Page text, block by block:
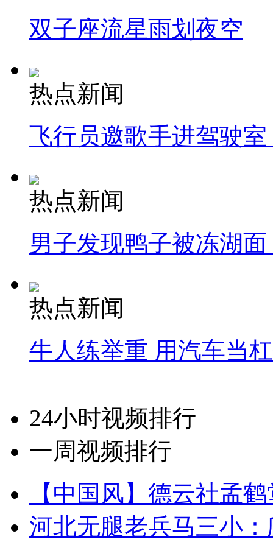
双子座流星雨划夜空
热点新闻
飞行员邀歌手进驾驶
热点新闻
男子发现鸭子被冻湖
热点新闻
牛人练举重 用汽车当
24小时视频排行
一周视频排行
【中国风】德云社孟
河北无腿老兵马三小